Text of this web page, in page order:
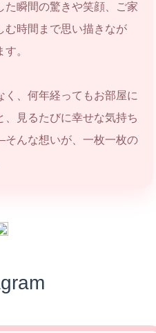
た瞬間の驚きや笑顔、ご家
む時間まで思い描きなが
。
く、何年経ってもお部屋に
見るたびに幸せな気持ち
んな想いが、一枚一枚の